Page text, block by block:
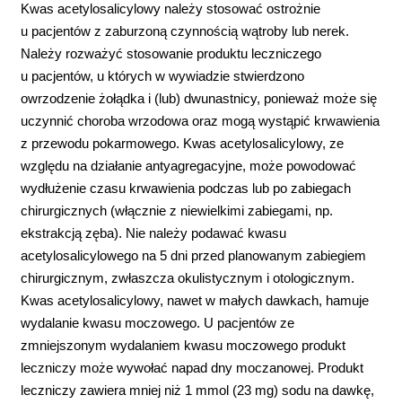
Kwas acetylosalicylowy należy stosować ostrożnie
u pacjentów z zaburzoną czynnością wątroby lub nerek.
Należy rozważyć stosowanie produktu leczniczego
u pacjentów, u których w wywiadzie stwierdzono
owrzodzenie żołądka i (lub) dwunastnicy, ponieważ może się
uczynnić choroba wrzodowa oraz mogą wystąpić krwawienia
z przewodu pokarmowego. Kwas acetylosalicylowy, ze
względu na działanie antyagregacyjne, może powodować
wydłużenie czasu krwawienia podczas lub po zabiegach
chirurgicznych (włącznie z niewielkimi zabiegami, np.
ekstrakcją zęba). Nie należy podawać kwasu
acetylosalicylowego na 5 dni przed planowanym zabiegiem
chirurgicznym, zwłaszcza okulistycznym i otologicznym.
Kwas acetylosalicylowy, nawet w małych dawkach, hamuje
wydalanie kwasu moczowego. U pacjentów ze
zmniejszonym wydalaniem kwasu moczowego produkt
leczniczy może wywołać napad dny moczanowej. Produkt
leczniczy zawiera mniej niż 1 mmol (23 mg) sodu na dawkę,